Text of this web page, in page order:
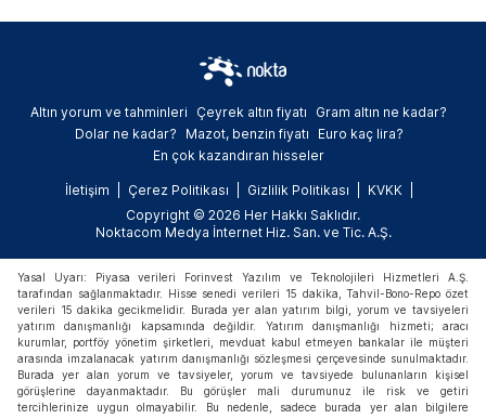
Altın yorum ve tahminleri Çeyrek altın fiyatı
Gram altın ne kadar?
Dolar ne kadar?
Mazot, benzin fiyatı
Euro kaç lira?
En çok kazandıran hisseler
İletişim Çerez Politikası Gizlilik Politikası
KVKK
Copyright © 2026 Her Hakkı Saklıdır.
Noktacom Medya İnternet Hiz. San. ve Tic. A.Ş.
Yasal Uyarı: Piyasa verileri Forinvest Yazılım ve Teknolojileri Hizmetleri A.Ş.
tarafından sağlanmaktadır. Hisse senedi verileri 15 dakika, Tahvil-Bono-Repo özet
verileri 15 dakika gecikmelidir. Burada yer alan yatırım bilgi, yorum ve tavsiyeleri
yatırım danışmanlığı kapsamında değildir. Yatırım danışmanlığı hizmeti; aracı
kurumlar, portföy yönetim şirketleri, mevduat kabul etmeyen bankalar ile müşteri
arasında imzalanacak yatırım danışmanlığı sözleşmesi çerçevesinde sunulmaktadır.
Burada yer alan yorum ve tavsiyeler, yorum ve tavsiyede bulunanların kişisel
görüşlerine dayanmaktadır. Bu görüşler mali durumunuz ile risk ve getiri
tercihlerinize uygun olmayabilir. Bu nedenle, sadece burada yer alan bilgilere